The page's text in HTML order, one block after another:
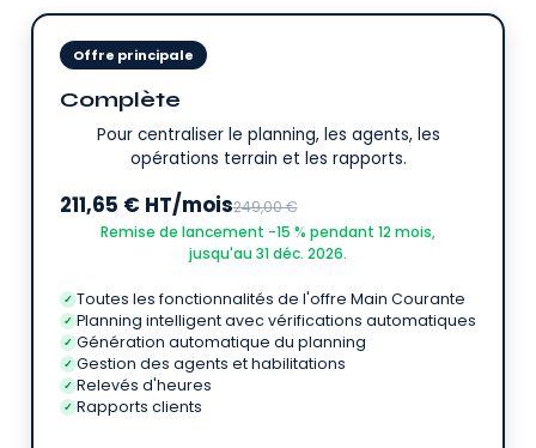
Offre principale
Complète
Pour centraliser le planning, les agents, les
opérations terrain et les rapports.
211,65 € HT/mois249,00 €
Remise de lancement −15 % pendant 12 mois,
jusqu'au 31 déc. 2026.
✓ Toutes les fonctionnalités de l'offre Main Courante
✓ Planning intelligent avec vérifications automatiques
✓ Génération automatique du planning
✓ Gestion des agents et habilitations
✓ Relevés d'heures
✓ Rapports clients